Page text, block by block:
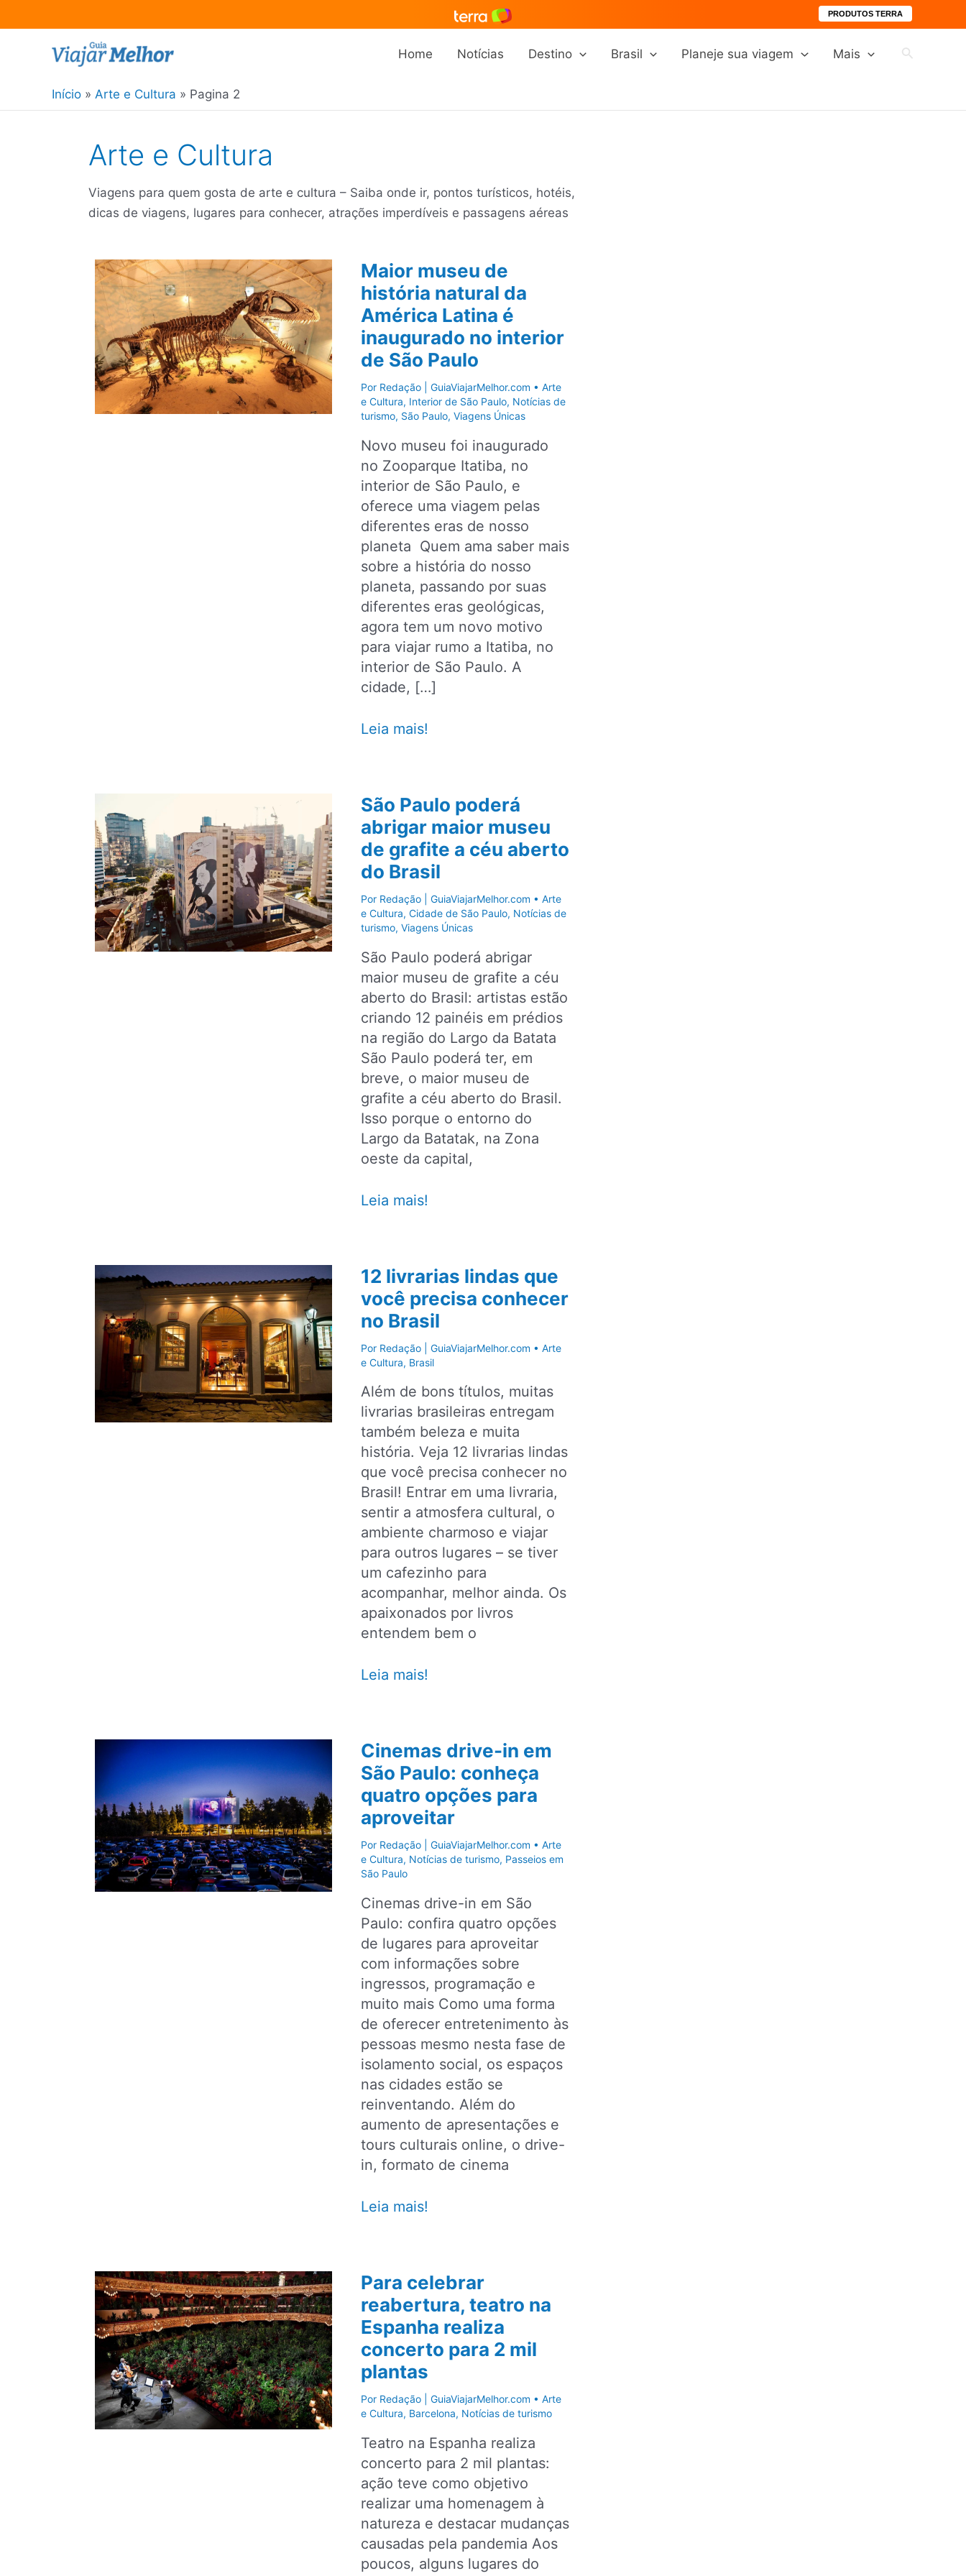
PRODUTOS TERRA
conteúdo
Home Notícias Destino Brasil Planeje sua viagem Mais Pesquisar
Início Arte e Cultura Pagina 2
Arte e Cultura
Viagens para quem gosta de arte e cultura – Saiba onde ir, pontos turísticos, hotéis,
dicas de viagens, lugares para conhecer, atrações imperdíveis e passagens aéreas
Maior museu de
história natural da
América Latina é
inaugurado no interior
de São Paulo
Por Redação | GuiaViajarMelhor.com • Arte
e Cultura, Interior de São Paulo, Notícias de
turismo, São Paulo, Viagens Únicas
Novo museu foi inaugurado
no Zooparque Itatiba, no
interior de São Paulo, e
oferece uma viagem pelas
diferentes eras de nosso
planeta Quem ama saber mais
sobre a história do nosso
planeta, passando por suas
diferentes eras geológicas,
agora tem um novo motivo
para viajar rumo a Itatiba, no
interior de São Paulo. A
cidade, […]
Maior
natural
da
América
Latina
inaugurado
no
interior
São
Paulo
Leia mais!
São Paulo poderá
abrigar maior museu
de grafite a céu aberto
do Brasil
Por Redação | GuiaViajarMelhor.com • Arte
e Cultura, Cidade de São Paulo, Notícias de
turismo, Viagens Únicas
São Paulo poderá abrigar
maior museu de grafite a céu
aberto do Brasil: artistas estão
criando 12 painéis em prédios
na região do Largo da Batata
São Paulo poderá ter, em
breve, o maior museu de
grafite a céu aberto do Brasil.
Isso porque o entorno do
Largo da Batatak, na Zona
oeste da capital,
São
maior
museu
de
grafite
a
aberto
do
Brasil
Leia mais!
12 livrarias lindas que
você precisa conhecer
no Brasil
Por Redação | GuiaViajarMelhor.com • Arte
e Cultura, Brasil
Além de bons títulos, muitas
livrarias brasileiras entregam
também beleza e muita
história. Veja 12 livrarias lindas
que você precisa conhecer no
Brasil! Entrar em uma livraria,
sentir a atmosfera cultural, o
ambiente charmoso e viajar
para outros lugares – se tiver
um cafezinho para
acompanhar, melhor ainda. Os
apaixonados por livros
entendem bem o
12
você
precisa
conhecer
no
Leia mais!
Cinemas drive-in em
São Paulo: conheça
quatro opções para
aproveitar
Por Redação | GuiaViajarMelhor.com • Arte
e Cultura, Notícias de turismo, Passeios em
São Paulo
Cinemas drive-in em São
Paulo: confira quatro opções
de lugares para aproveitar
com informações sobre
ingressos, programação e
muito mais Como uma forma
de oferecer entretenimento às
pessoas mesmo nesta fase de
isolamento social, os espaços
nas cidades estão se
reinventando. Além do
aumento de apresentações e
tours culturais online, o drive-
in, formato de cinema
Cinemas
São
Paulo:
conheça
quatro
opções
para
aproveitar
Leia mais!
Para celebrar
reabertura, teatro na
Espanha realiza
concerto para 2 mil
plantas
Por Redação | GuiaViajarMelhor.com • Arte
e Cultura, Barcelona, Notícias de turismo
Teatro na Espanha realiza
concerto para 2 mil plantas:
ação teve como objetivo
realizar uma homenagem à
natureza e destacar mudanças
causadas pela pandemia Aos
poucos, alguns lugares do